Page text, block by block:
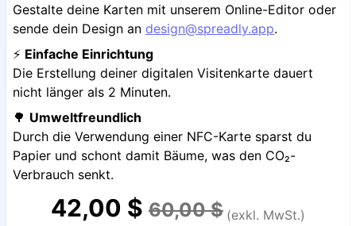
Gestalte deine Karten mit unserem Online-Editor oder
sende dein Design an design@spreadly.app.
⚡️ Einfache Einrichtung
Die Erstellung deiner digitalen Visitenkarte dauert
nicht länger als 2 Minuten.
🌳 Umweltfreundlich
Durch die Verwendung einer NFC-Karte sparst du
Papier und schont damit Bäume, was den CO₂-
Verbrauch senkt.
42,00 $ 60,00 $ (exkl. MwSt.)